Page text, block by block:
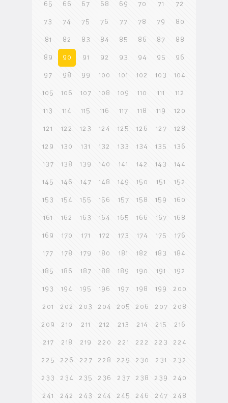
65 66 67 68 69 70 71 72
73 74 75 76 77 78 79 80
81 82 83 84 85 86 87 88
89 90 91 92 93 94 95 96
97 98 99 100 101 102 103 104
105 106 107 108 109 110 111 112
113 114 115 116 117 118 119 120
121 122 123 124 125 126 127 128
129 130 131 132 133 134 135 136
137 138 139 140 141 142 143 144
145 146 147 148 149 150 151 152
153 154 155 156 157 158 159 160
161 162 163 164 165 166 167 168
169 170 171 172 173 174 175 176
177 178 179 180 181 182 183 184
185 186 187 188 189 190 191 192
193 194 195 196 197 198 199 200
201 202 203 204 205 206 207 208
209 210 211 212 213 214 215 216
217 218 219 220 221 222 223 224
225 226 227 228 229 230 231 232
233 234 235 236 237 238 239 240
241 242 243 244 245 246 247 248